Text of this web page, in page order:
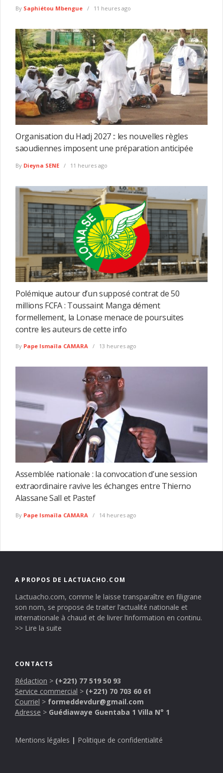
By Saphiétou Mbengue 11 heures ago
Organisation du Hadj 2027 :: les nouvelles règles
saoudiennes imposent une préparation anticipée
By Dieyna SENE 11 heures ago
Polémique autour d’un supposé contrat de 50
millions FCFA : Toussaint Manga dément
formellement, la Lonase menace de poursuites
contre les auteurs de cette info
By Pape Ismaïla CAMARA 13 heures ago
Assemblée nationale : la convocation d’une session
extraordinaire ravive les échanges entre Thierno
Alassane Sall et Pastef
By Pape Ismaïla CAMARA 14 heures ago
A PROPOS DE LACTUACHO.COM
Lactuacho.com, comme le laisse transparaître en filigrane
son nom, se propose de traiter l’actualité nationale et
internationale à chaud et de livrer l’information en continu.
>> Lire la suite
CONTACTS
Rédaction > (+221) 77 519 50 93
Service commercial > (+221) 70 703 60 61
Courriel > formeddevdur@gmail.com
Adresse > Guédiawaye Guentaba 1 Villa N° 1
Mentions légales | Politique de confidentialité